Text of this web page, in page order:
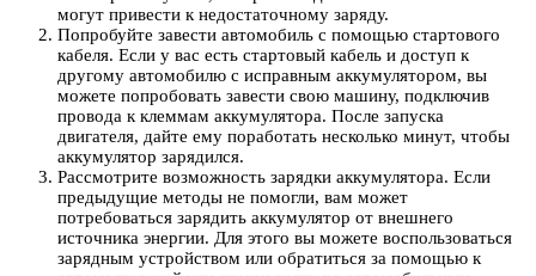
могут привести к недостаточному заряду.
Попробуйте завести автомобиль с помощью стартового
кабеля. Если у вас есть стартовый кабель и доступ к
другому автомобилю с исправным аккумулятором, вы
можете попробовать завести свою машину, подключив
провода к клеммам аккумулятора. После запуска
двигателя, дайте ему поработать несколько минут, чтобы
аккумулятор зарядился.
Рассмотрите возможность зарядки аккумулятора. Если
предыдущие методы не помогли, вам может
потребоваться зарядить аккумулятор от внешнего
источника энергии. Для этого вы можете воспользоваться
зарядным устройством или обратиться за помощью к